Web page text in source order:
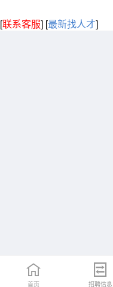
[联系客服] [最新找人才]
首页 招聘信息